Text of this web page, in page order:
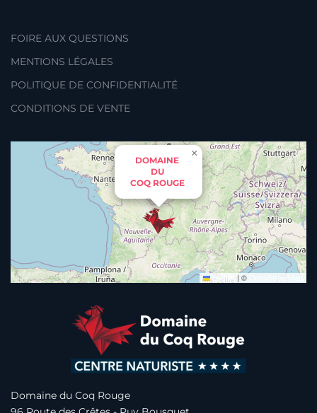
FOIRE AUX QUESTIONS
MENTIONS LÉGALES
POLITIQUE DE CONFIDENTIALITÉ
CONDITIONS DE VENTE
DOMAINE
DU
COQ ROUGE
×
Leaflet | ©
Domaine du Coq Rouge